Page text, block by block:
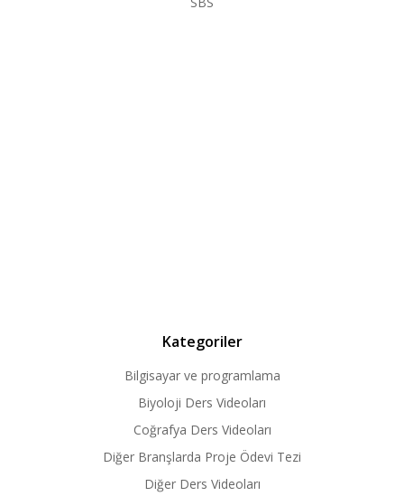
Kategoriler
Bilgisayar ve programlama
Biyoloji Ders Videoları
Coğrafya Ders Videoları
Diğer Branşlarda Proje Ödevi Tezi
Diğer Ders Videoları